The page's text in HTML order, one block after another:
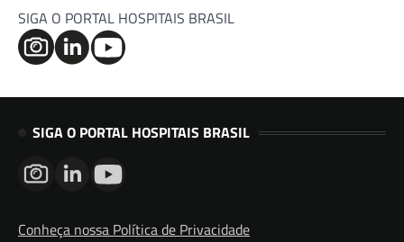
SIGA O PORTAL HOSPITAIS BRASIL
SIGA O PORTAL HOSPITAIS BRASIL
Conheça nossa Política de Privacidade